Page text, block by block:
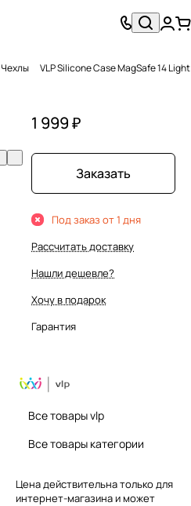
Чехлы
1 999 ₽
Заказать
Под заказ от 1 дня
Рассчитать доставку
Нашли дешевле?
Хочу в подарок
Гарантия
Все товары vlp
Все товары категории
Цена действительна только для
интернет-магазина и может